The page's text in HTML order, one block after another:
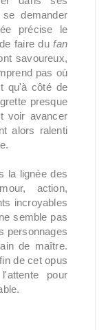
demander
précise le
faire dufan
savoureux,
pas où
qu'à côté de
presque
voir avancer
alors ralenti
la lignée des
action,
incroyables
semble pas
personnages
de maître.
de cet opus
pour